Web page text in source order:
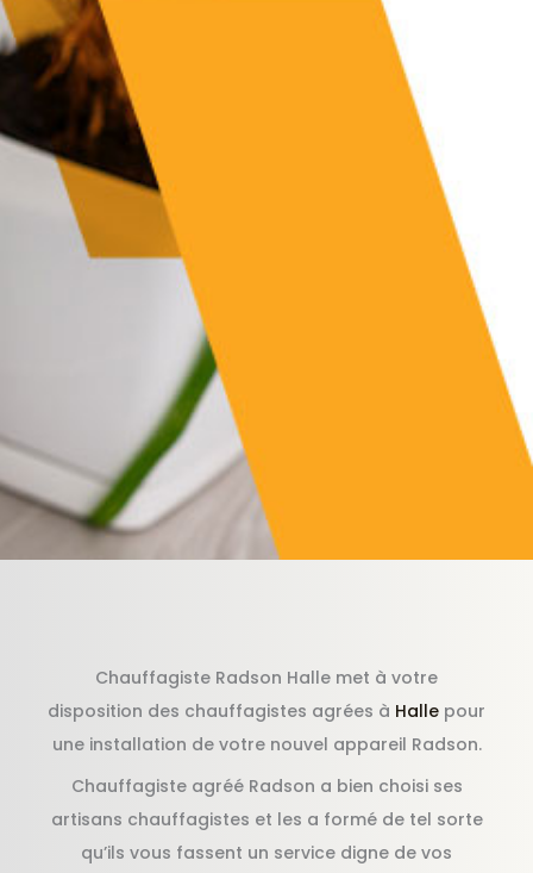
Chauffagiste Radson Halle met à votre
disposition des chauffagistes agrées à Halle pour
une installation de votre nouvel appareil Radson.
Chauffagiste agréé Radson a bien choisi ses
artisans chauffagistes et les a formé de tel sorte
qu’ils vous fassent un service digne de vos